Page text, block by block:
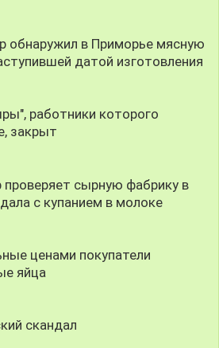
обнаружил в Приморье мясную
датой изготовления
работники которого
закрыт
сырную фабрику в
с купанием в молоке
ценами покупатели
яйца
скандал